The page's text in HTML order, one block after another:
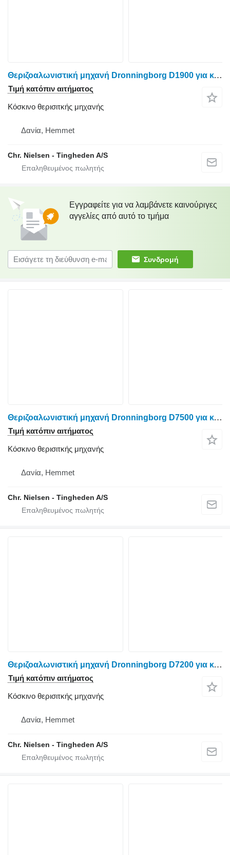
Θεριζοαλωνιστική μηχανή Dronningborg D1900 για κόσκινο θερισιτκής μηχανής
Τιμή κατόπιν αιτήματος
Κόσκινο θερισιτκής μηχανής
Δανία, Hemmet
Chr. Nielsen - Tingheden A/S
Εγγραφείτε για να λαμβάνετε καινούριγες
αγγελίες από αυτό το τμήμα
Συνδρομή
Θεριζοαλωνιστική μηχανή Dronningborg D7500 για κόσκινο θερισιτκής μηχανής
Τιμή κατόπιν αιτήματος
Κόσκινο θερισιτκής μηχανής
Δανία, Hemmet
Chr. Nielsen - Tingheden A/S
Θεριζοαλωνιστική μηχανή Dronningborg D7200 για κόσκινο θερισιτκής μηχανής
Τιμή κατόπιν αιτήματος
Κόσκινο θερισιτκής μηχανής
Δανία, Hemmet
Chr. Nielsen - Tingheden A/S